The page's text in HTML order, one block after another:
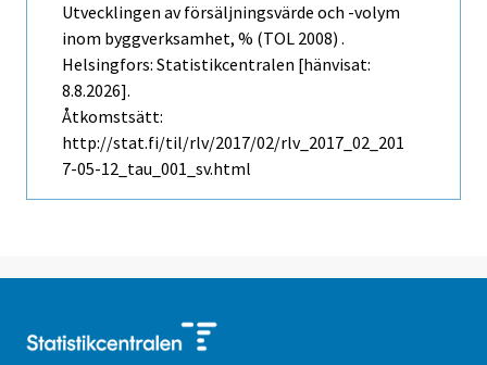
Utvecklingen av försäljningsvärde och -volym
inom byggverksamhet, % (TOL 2008) .
Helsingfors: Statistikcentralen [hänvisat:
8.8.2026].
Åtkomstsätt:
http://stat.fi/til/rlv/2017/02/rlv_2017_02_201
7-05-12_tau_001_sv.html